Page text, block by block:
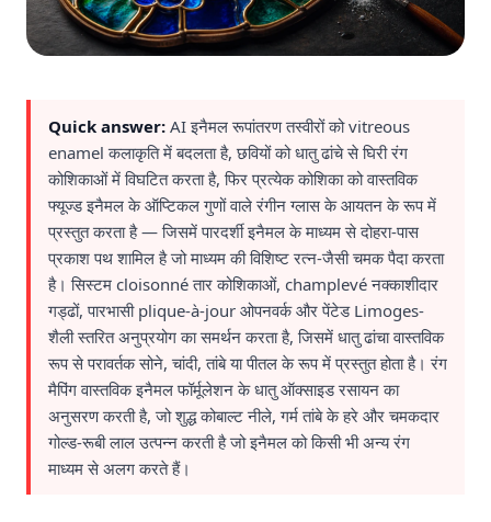
Quick answer: AI इनैमल रूपांतरण तस्वीरों को vitreous
enamel कलाकृति में बदलता है, छवियों को धातु ढांचे से घिरी रंग
कोशिकाओं में विघटित करता है, फिर प्रत्येक कोशिका को वास्तविक
फ्यूज्ड इनैमल के ऑप्टिकल गुणों वाले रंगीन ग्लास के आयतन के रूप में
प्रस्तुत करता है — जिसमें पारदर्शी इनैमल के माध्यम से दोहरा-पास
प्रकाश पथ शामिल है जो माध्यम की विशिष्ट रत्न-जैसी चमक पैदा करता
है। सिस्टम cloisonné तार कोशिकाओं, champlevé नक्काशीदार
गड्ढों, पारभासी plique-à-jour ओपनवर्क और पेंटेड Limoges-
शैली स्तरित अनुप्रयोग का समर्थन करता है, जिसमें धातु ढांचा वास्तविक
रूप से परावर्तक सोने, चांदी, तांबे या पीतल के रूप में प्रस्तुत होता है। रंग
मैपिंग वास्तविक इनैमल फॉर्मूलेशन के धातु ऑक्साइड रसायन का
अनुसरण करती है, जो शुद्ध कोबाल्ट नीले, गर्म तांबे के हरे और चमकदार
गोल्ड-रूबी लाल उत्पन्न करती है जो इनैमल को किसी भी अन्य रंग
माध्यम से अलग करते हैं।